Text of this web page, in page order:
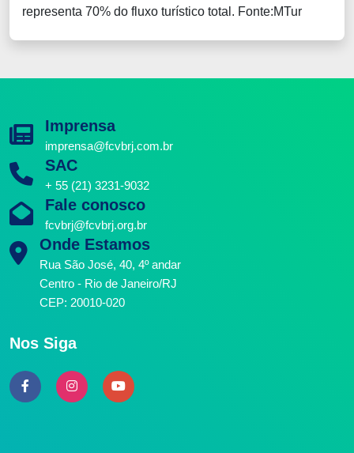
representa 70% do fluxo turístico total. Fonte:MTur
Imprensa
imprensa@fcvbrj.com.br
SAC
+ 55 (21) 3231-9032
Fale conosco
fcvbrj@fcvbrj.org.br
Onde Estamos
Rua São José, 40, 4º andar
Centro - Rio de Janeiro/RJ
CEP: 20010-020
Nos Siga